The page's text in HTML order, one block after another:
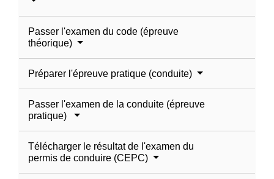
Passer l'examen du code (épreuve
théorique)
Préparer l'épreuve pratique (conduite)
Passer l'examen de la conduite (épreuve
pratique)
Télécharger le résultat de l'examen du
permis de conduire (CEPC)